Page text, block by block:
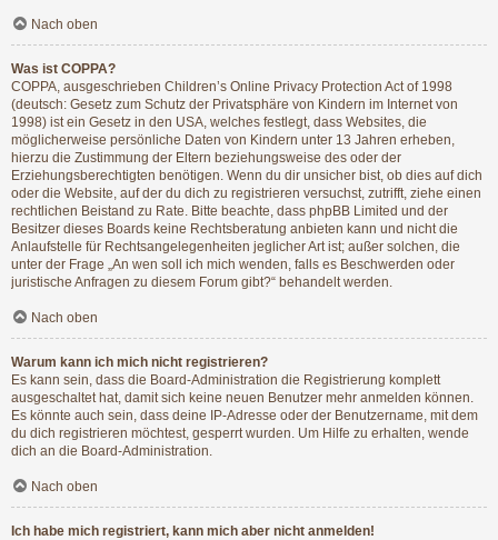
Nach oben
Was ist COPPA?
COPPA, ausgeschrieben Children’s Online Privacy Protection Act of 1998
(deutsch: Gesetz zum Schutz der Privatsphäre von Kindern im Internet von
1998) ist ein Gesetz in den USA, welches festlegt, dass Websites, die
möglicherweise persönliche Daten von Kindern unter 13 Jahren erheben,
hierzu die Zustimmung der Eltern beziehungsweise des oder der
Erziehungsberechtigten benötigen. Wenn du dir unsicher bist, ob dies auf dich
oder die Website, auf der du dich zu registrieren versuchst, zutrifft, ziehe einen
rechtlichen Beistand zu Rate. Bitte beachte, dass phpBB Limited und der
Besitzer dieses Boards keine Rechtsberatung anbieten kann und nicht die
Anlaufstelle für Rechtsangelegenheiten jeglicher Art ist; außer solchen, die
unter der Frage „An wen soll ich mich wenden, falls es Beschwerden oder
juristische Anfragen zu diesem Forum gibt?“ behandelt werden.
Nach oben
Warum kann ich mich nicht registrieren?
Es kann sein, dass die Board-Administration die Registrierung komplett
ausgeschaltet hat, damit sich keine neuen Benutzer mehr anmelden können.
Es könnte auch sein, dass deine IP-Adresse oder der Benutzername, mit dem
du dich registrieren möchtest, gesperrt wurden. Um Hilfe zu erhalten, wende
dich an die Board-Administration.
Nach oben
Ich habe mich registriert, kann mich aber nicht anmelden!